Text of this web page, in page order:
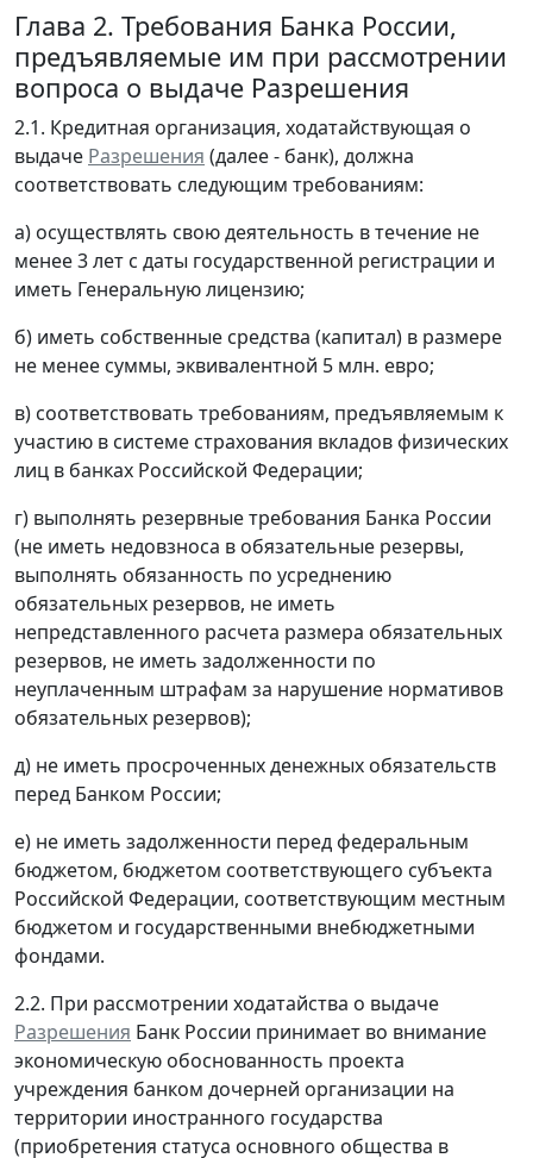
Глава 2. Требования Банка России,
предъявляемые им при рассмотрении
вопроса о выдаче Разрешения
2.1. Кредитная организация, ходатайствующая о
выдаче Разрешения (далее - банк), должна
соответствовать следующим требованиям:
а) осуществлять свою деятельность в течение не
менее 3 лет с даты государственной регистрации и
иметь Генеральную лицензию;
б) иметь собственные средства (капитал) в размере
не менее суммы, эквивалентной 5 млн. евро;
в) соответствовать требованиям, предъявляемым к
участию в системе страхования вкладов физических
лиц в банках Российской Федерации;
г) выполнять резервные требования Банка России
(не иметь недовзноса в обязательные резервы,
выполнять обязанность по усреднению
обязательных резервов, не иметь
непредставленного расчета размера обязательных
резервов, не иметь задолженности по
неуплаченным штрафам за нарушение нормативов
обязательных резервов);
д) не иметь просроченных денежных обязательств
перед Банком России;
е) не иметь задолженности перед федеральным
бюджетом, бюджетом соответствующего субъекта
Российской Федерации, соответствующим местным
бюджетом и государственными внебюджетными
фондами.
2.2. При рассмотрении ходатайства о выдаче
Разрешения Банк России принимает во внимание
экономическую обоснованность проекта
учреждения банком дочерней организации на
территории иностранного государства
(приобретения статуса основного общества в